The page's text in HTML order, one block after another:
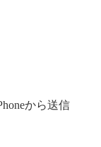
から送信